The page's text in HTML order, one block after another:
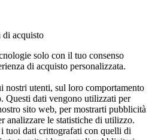
di acquisto
solo con il tuo consenso
di acquisto personalizzata.
nostri utenti, sul loro comportamento
Questi dati vengono utilizzati per
sito web, per mostrarti pubblicità
analizzare le statistiche di utilizzo.
tuoi dati crittografati con quelli di